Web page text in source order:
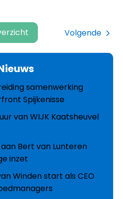
Volgende
samenwerking
Spijkenisse
van WIJK Kaatsheuvel
Bert van Lunteren
inzet
Winden start als CEO